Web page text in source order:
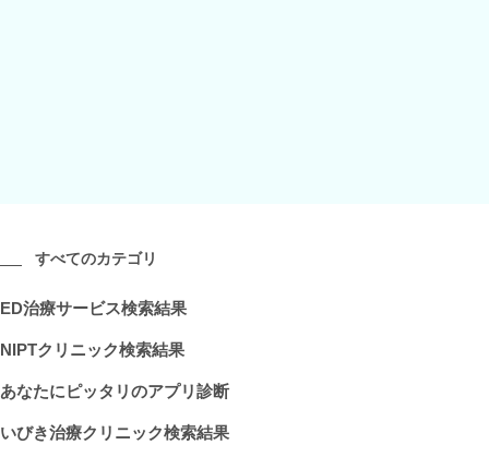
すべてのカテゴリ
ED治療サービス検索結果
NIPTクリニック検索結果
あなたにピッタリのアプリ診断
いびき治療クリニック検索結果